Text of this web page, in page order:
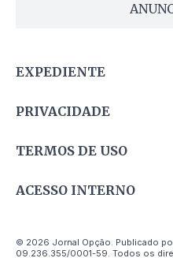
EXPEDIENTE
PRIVACIDADE
TERMOS DE USO
ACESSO INTERNO
© 2026 Jornal Opção. Publicado
09.236.355/0001-59. Todos os